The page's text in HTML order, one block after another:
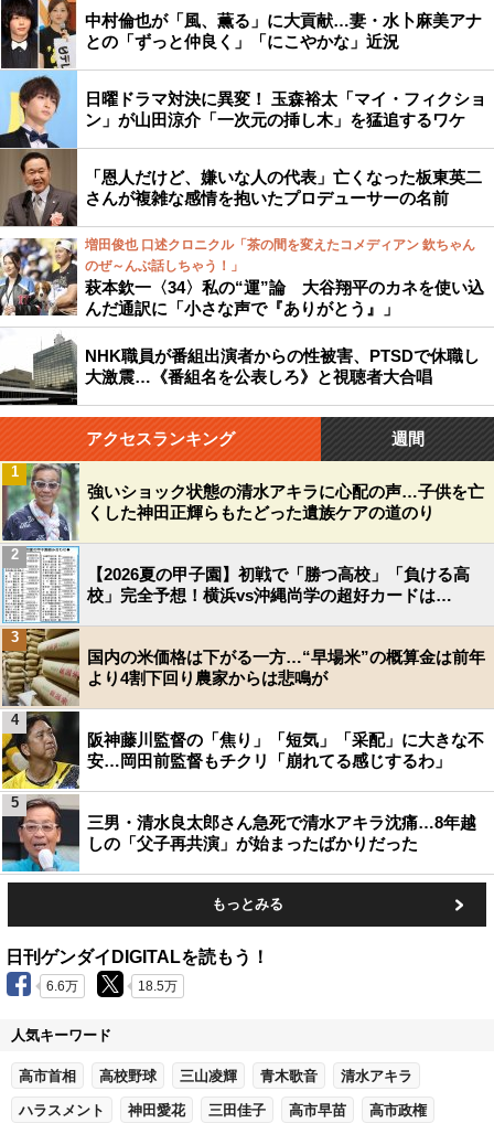
中村倫也が「風、薫る」に大貢献…妻・水卜麻美アナ
との「ずっと仲良く」「にこやかな」近況
日曜ドラマ対決に異変！ 玉森裕太「マイ・フィクショ
ン」が山田涼介「一次元の挿し木」を猛追するワケ
「恩人だけど、嫌いな人の代表」亡くなった板東英二
さんが複雑な感情を抱いたプロデューサーの名前
増田俊也 口述クロニクル「茶の間を変えたコメディアン 欽ちゃん
のぜ～んぶ話しちゃう！」
萩本欽一〈34〉私の“運”論 大谷翔平のカネを使い込
んだ通訳に「小さな声で『ありがとう』」
NHK職員が番組出演者からの性被害、PTSDで休職し
大激震…《番組名を公表しろ》と視聴者大合唱
アクセスランキング 週間
強いショック状態の清水アキラに心配の声…子供を亡
くした神田正輝らもたどった遺族ケアの道のり
1
【2026夏の甲子園】初戦で「勝つ高校」「負ける高
校」完全予想！横浜vs沖縄尚学の超好カードは…
2
国内の米価格は下がる一方…“早場米”の概算金は前年
より4割下回り農家からは悲鳴が
3
阪神藤川監督の「焦り」「短気」「采配」に大きな不
安…岡田前監督もチクリ「崩れてる感じするわ」
4
三男・清水良太郎さん急死で清水アキラ沈痛…8年越
しの「父子再共演」が始まったばかりだった
5
もっとみる
日刊ゲンダイDIGITALを読もう！
6.6万 18.5万
人気キーワード
高市首相 高校野球 三山凌輝 青木歌音 清水アキラ
ハラスメント 神田愛花 三田佳子 高市早苗 高市政権